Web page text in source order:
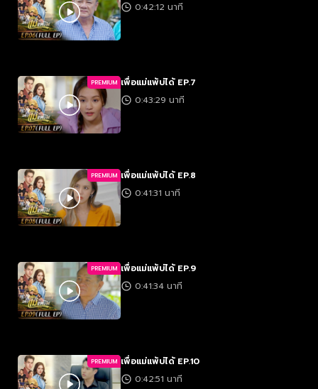
0:42:12 นาที
PREMIUM เพื่อแม่แพ้บ่ได้ EP.7
0:43:29 นาที
PREMIUM เพื่อแม่แพ้บ่ได้ EP.8
0:41:31 นาที
PREMIUM เพื่อแม่แพ้บ่ได้ EP.9
0:41:34 นาที
PREMIUM เพื่อแม่แพ้บ่ได้ EP.10
0:42:51 นาที